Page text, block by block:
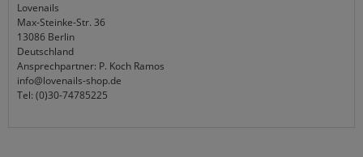
Lovenails
Max-Steinke-Str. 36
13086 Berlin
Deutschland
Ansprechpartner: P. Koch Ramos
info@lovenails-shop.de
Tel: (0)30-74785225